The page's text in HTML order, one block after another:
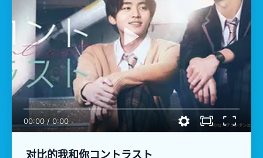
00:00 / 0:00
对比的我和你コントラスト